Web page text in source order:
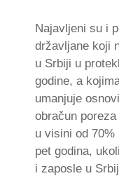
Najavljeni su i
državljane koji
u Srbiji u
godine, a
umanjuje
obračun
u visini od 70%
pet godina,
i zaposle u